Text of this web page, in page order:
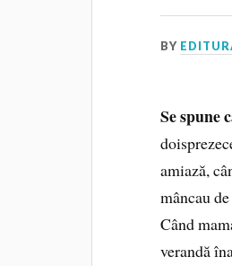
BY
Se spune
amiază,
mâncau
Când
verandă